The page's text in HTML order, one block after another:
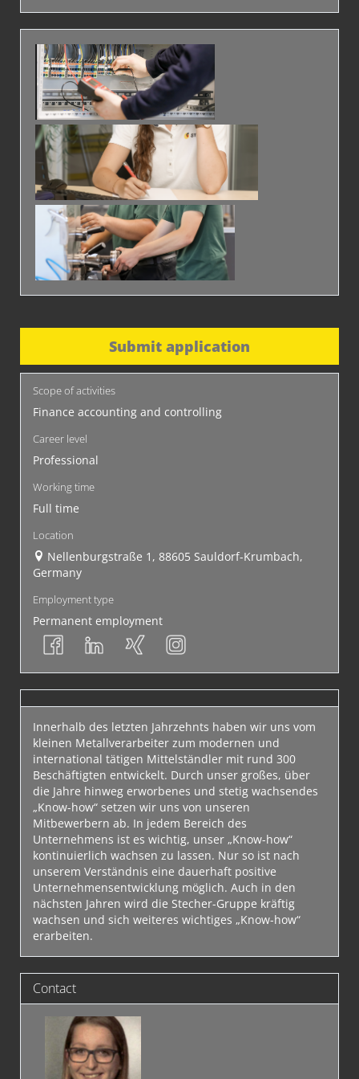
Submit application
Scope of activities
Finance accounting and controlling
Career level
Professional
Working time
Full time
Location
Nellenburgstraße 1, 88605 Sauldorf-Krumbach,
Germany
Employment type
Permanent employment
Innerhalb des letzten Jahrzehnts haben wir uns vom
kleinen Metallverarbeiter zum modernen und
international tätigen Mittelständler mit rund 300
Beschäftigten entwickelt. Durch unser großes, über
die Jahre hinweg erworbenes und stetig wachsendes
„Know-how“ setzen wir uns von unseren
Mitbewerbern ab. In jedem Bereich des
Unternehmens ist es wichtig, unser „Know-how“
kontinuierlich wachsen zu lassen. Nur so ist nach
unserem Verständnis eine dauerhaft positive
Unternehmensentwicklung möglich. Auch in den
nächsten Jahren wird die Stecher-Gruppe kräftig
wachsen und sich weiteres wichtiges „Know-how“
erarbeiten.
Contact